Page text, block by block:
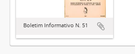
Boletim Informativo N. 51